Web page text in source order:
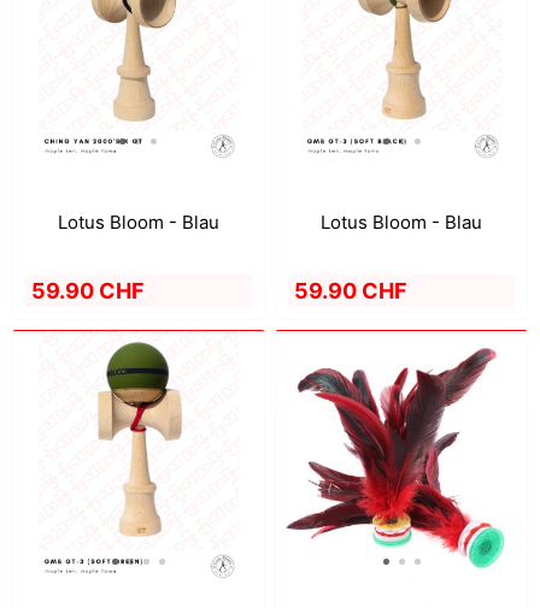
Lotus Bloom - Blau
59.90 CHF
Lotus Bloom - Blau
59.90 CHF